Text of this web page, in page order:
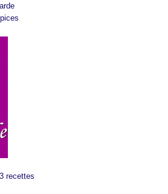
3 recettes